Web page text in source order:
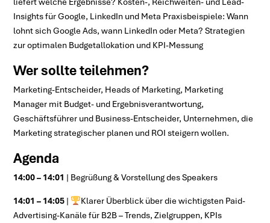
Insights für Google, LinkedIn und Meta Praxisbeispiele: Wann
lohnt sich Google Ads, wann LinkedIn oder Meta? Strategien
zur optimalen Budgetallokation und KPI-Messung
Wer sollte teilehmen?
Marketing-Entscheider, Heads of Marketing, Marketing
Manager mit Budget- und Ergebnisverantwortung,
Geschäftsführer und Business-Entscheider, Unternehmen, die
Marketing strategischer planen und ROI steigern wollen.
Agenda
14:00 – 14:01 | Begrüßung & Vorstellung des Speakers
14:01 – 14:05 |
Klarer Überblick über die wichtigsten Paid-
Advertising-Kanäle für B2B – Trends, Zielgruppen, KPIs